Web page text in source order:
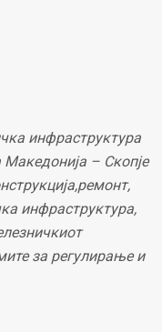
инфраструктура
– Скопје
инфраструктура,
за регулирање и